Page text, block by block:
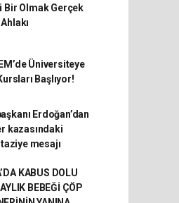
Bir Olmak Gerçek
Üniversiteye
Başlıyor!
Erdoğan’dan
kazasındaki
mesajı
KABUS DOLU
BEBEĞİ ÇÖP